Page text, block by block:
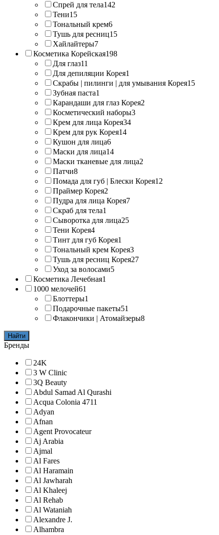
Спрей для тела142
Тени15
Тональный крем6
Тушь для ресниц15
Хайлайтеры7
Косметика Корейская198
Для глаз11
Для депиляции Корея1
Скрабы | пилинги | для умывания Корея15
Зубная паста1
Карандаши для глаз Корея2
Косметический наборы3
Крем для лица Корея34
Крем для рук Корея14
Кушон для лица6
Маски для лица14
Маски тканевые для лица2
Патчи8
Помада для губ | Блески Корея12
Праймер Корея2
Пудра для лица Корея7
Скраб для тела1
Сыворотка для лица25
Тени Корея4
Тинт для губ Корея1
Тональный крем Корея3
Тушь для ресниц Корея27
Уход за волосами5
Косметика Лечебная1
1000 мелочей61
Блоттеры1
Подарочные пакеты51
Флакончики | Атомайзеры8
Найти
Бренды
24K
3 W Clinic
3Q Beauty
Abdul Samad Al Qurashi
Acqua Colonia 4711
Adyan
Afnan
Agent Provocateur
Aj Arabia
Ajmal
Al Fares
Al Haramain
Al Jawharah
Al Khaleej
Al Rehab
Al Wataniah
Alexandre J.
Alhambra